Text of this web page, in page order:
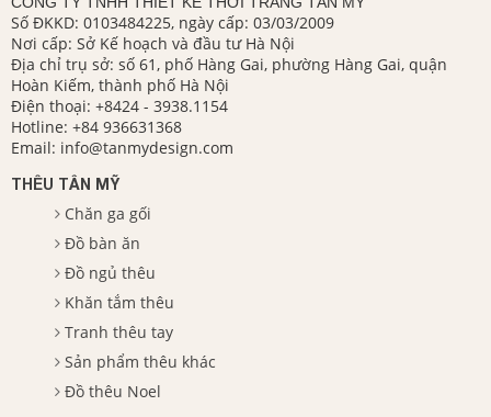
Số ĐKKD: 0103484225, ngày cấp: 03/03/2009
Nơi cấp: Sở Kế hoạch và đầu tư Hà Nội
Địa chỉ trụ sở: số 61, phố Hàng Gai, phường Hàng Gai, quận
Hoàn Kiếm, thành phố Hà Nội
Điện thoại: +8424 - 3938.1154
Hotline: +84 936631368
Email: info@tanmydesign.com
THÊU TÂN MỸ
Chăn ga gối
Đồ bàn ăn
Đồ ngủ thêu
Khăn tắm thêu
Tranh thêu tay
Sản phẩm thêu khác
Đồ thêu Noel